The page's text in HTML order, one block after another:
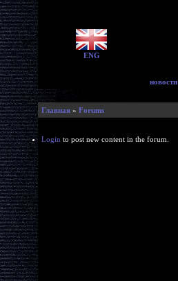
ENG
новости
Главная » Forums
Login to post new content in the forum.